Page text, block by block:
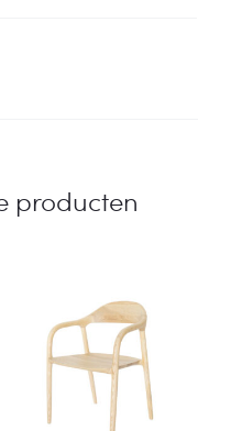
producten